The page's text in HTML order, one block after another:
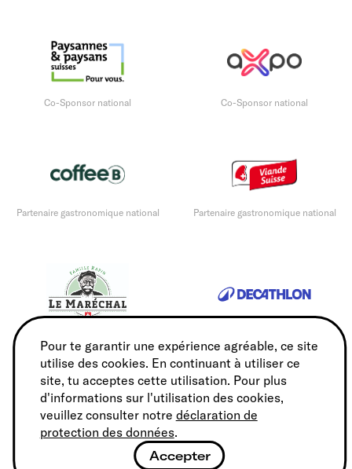
Co-Sponsor national Co-Sponsor national
Partenaire gastronomique national Partenaire gastronomique national
Partenaire gastronomique national Sports Partner
Partenaire national de service Partenaire national de service
Pour te garantir une expérience agréable, ce site
utilise des cookies. En continuant à utiliser ce
site, tu acceptes cette utilisation. Pour plus
d'informations sur l'utilisation des cookies,
veuillez consulter notre déclaration de
protection des données.
Accepter